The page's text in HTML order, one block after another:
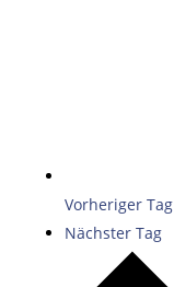
Vorheriger Tag
Nächster Tag